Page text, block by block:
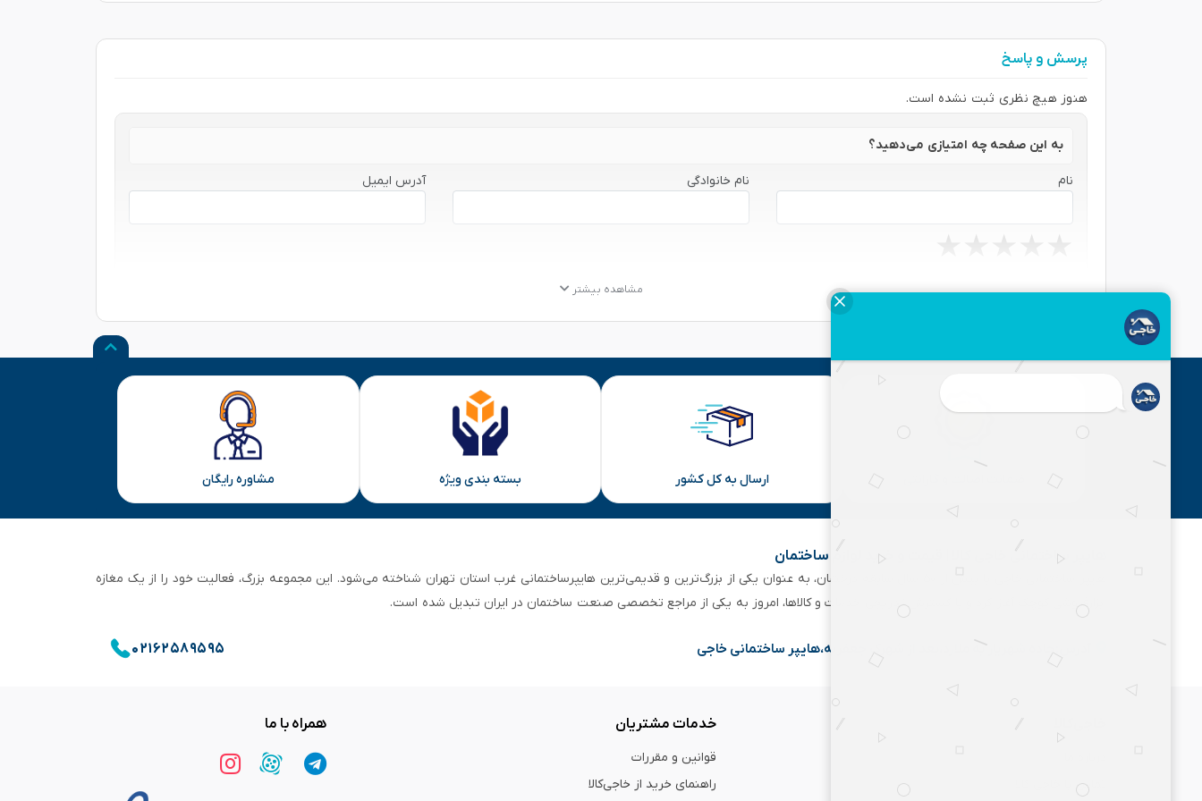
پرسش و پاسخ
هنوز هیچ نظری ثبت نشده است.
به این صفحه چه امتیازی می‌دهید؟
نام نام خانوادگی آدرس ایمیل
★★
★ ★
★
★ ★
★
★
★ ★
★
★
★
★
مشاهده بیشتر
ارسال به کل کشور بسته بندی ویژه مشاوره رایگان
هایپر ساختمانی خاجی‌ کالا | قیمت و خرید لوازم ساختمان
هایپر ساختمانی خاجی‌ با بیش از ۵۰ سال سابقه‌ درخشان، به عنوان یکی از بزرگ‌ترین و قدیمی‌ترین هایپرساختمانی‌ غرب استان تهران شناخته می‌شود. این مجموعه بزرگ، فعالیت خود را از یک مغازه
ابزارفروشی کوچک آغاز کرد و با گسترش تدریجی خدمات و کالاها، امروز به یکی از مراجع تخصصی صنعت ساختمان در ایران تبدیل شده است.
آدرس:جاده شهریار به ملارد،بعد از شهرک جعفریه،هایپر ساختمانی خاجی ۰۲۱۶۲۵۸۹۵۹۵
تماس با خاجی کالا
خدمات مشتریان
قوانین و مقررات
راهنمای خرید از خاجی‌کالا
همراه با ما